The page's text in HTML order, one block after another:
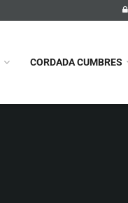
CORDADA CUMBRES